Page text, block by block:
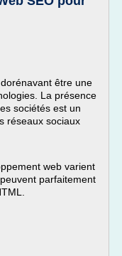
être une
La présence
sociétés est un
réseaux sociaux
web varient
parfaitement